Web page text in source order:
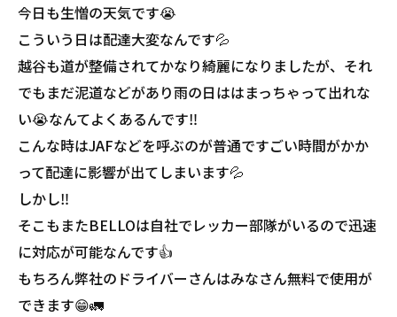
今日も生憎の天気です😭
こういう日は配達大変なんです💦
越谷も道が整備されてかなり綺麗になりましたが、それ
でもまだ泥道などがあり雨の日ははまっちゃって出れな
い😭なんてよくあるんです‼️
こんな時はJAFなどを呼ぶのが普通ですごい時間がかか
って配達に影響が出てしまいます💦
しかし‼️
そこもまたBELLOは自社でレッカー部隊がいるので迅速
に対応が可能なんです👍
もちろん弊社のドライバーさんはみなさん無料で使用が
できます😁🚛